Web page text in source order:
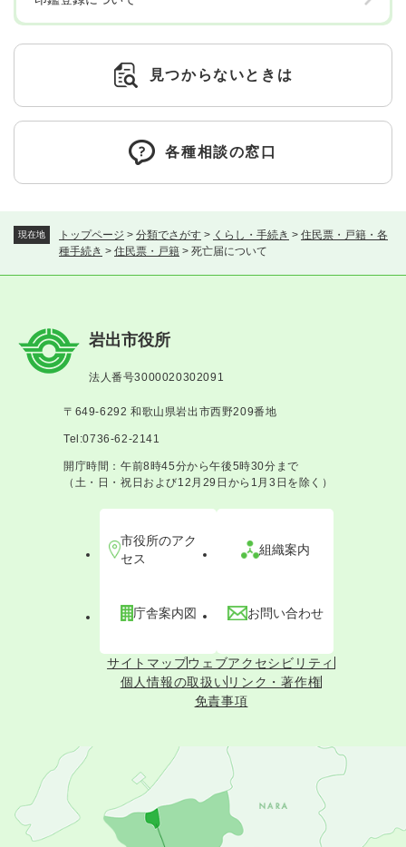
現在地 トップページ > 分類でさがす > くらし・手続き > 住民票・戸籍・各
種手続き > 住民票・戸籍 > 死亡届について
見つからないときは
各種相談の窓口
岩出市役所
法人番号3000020302091
〒649-6292 和歌山県岩出市西野209番地
Tel:0736-62-2141
開庁時間：午前8時45分から午後5時30分まで
（土・日・祝日および12月29日から1月3日を除く）
市役所のアク
セス
組織案内
庁舎案内図 お問い合わせ
サイトマップウェブアクセシビリティ
個人情報の取扱い リンク・著作権
免責事項